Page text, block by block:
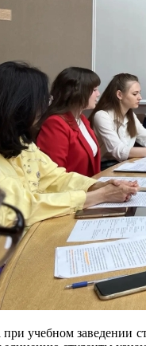
учебном заведении